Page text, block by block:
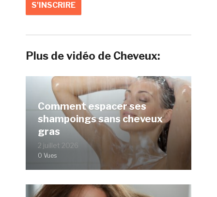
Plus de vidéo de Cheveux:
Comment espacer ses
shampoings sans cheveux
gras
2 juillet 2026
0 Vues